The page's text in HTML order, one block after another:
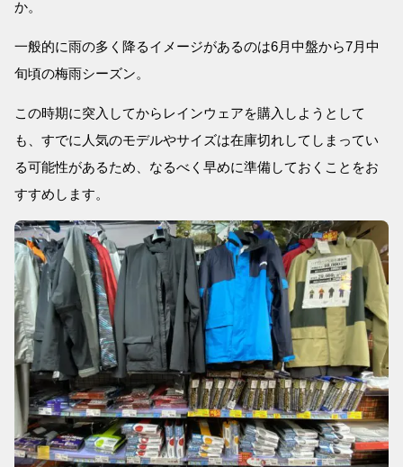
か。
一般的に雨の多く降るイメージがあるのは6月中盤から7月中
旬頃の梅雨シーズン。
この時期に突入してからレインウェアを購入しようとして
も、すでに人気のモデルやサイズは在庫切れしてしまってい
る可能性があるため、なるべく早めに準備しておくことをお
すすめします。